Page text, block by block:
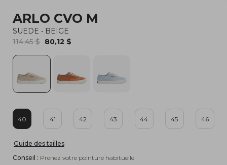
ARLO CVO M
SUEDE • BEIGE
114,45 $ 80,12 $
40 41 42 43 44 45 46
Guide des tailles
Conseil : Prenez votre pointure habituelle